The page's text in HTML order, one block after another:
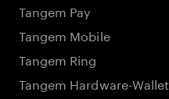
Tangem Pay
Tangem Mobile
Tangem Ring
Tangem Hardware-Wallet